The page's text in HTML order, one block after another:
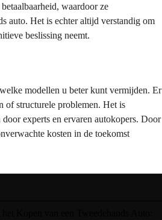
waardoor ze
auto. Het is echter altijd verstandig om
beslissing neemt.
modellen u beter kunt vermijden. Er
of structurele problemen. Het is
experts en ervaren autokopers. Door
kosten in de toekomst